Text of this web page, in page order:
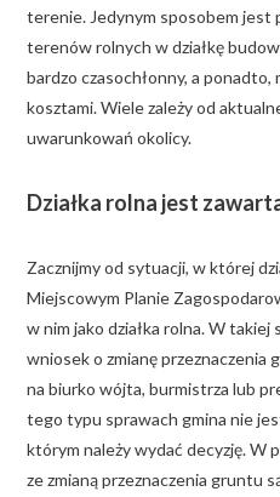
terenie. Jedynym sposobem jest
terenów rolnych w działkę
bardzo czasochłonny, a ponadto,
kosztami. Wiele zależy od
uwarunkowań okolicy.
Działka rolna jest
Zacznijmy od sytuacji, w której
Miejscowym Planie
w nim jako działka rolna. W
wniosek o zmianę przeznaczenia
na biurko wójta, burmistrza lub
tego typu sprawach gmina nie
którym należy wydać decyzję. W
ze zmianą przeznaczenia gruntu